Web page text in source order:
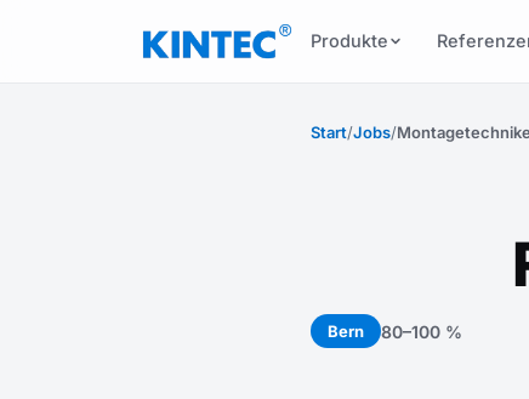
Produkte
Start/Jobs/
Bern 80–100 %